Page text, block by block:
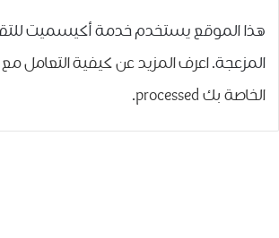
هذا الموقع يستخدم خدمة أكيسميت
المزعجة.اعرف المزيد عن كيفية التعامل مع
الخاصة بك processed
.